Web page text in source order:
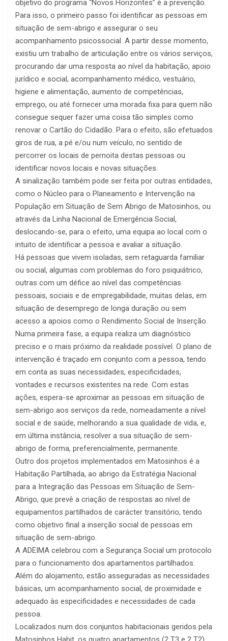
objetivo do programa “Novos Horizontes” é a prevenção.
Para isso, o primeiro passo foi identificar as pessoas em
situação de sem-abrigo e assegurar o seu
acompanhamento psicossocial. A partir desse momento,
existiu um trabalho de articulação entre os vários serviços,
procurando dar uma resposta ao nível da habitação, apoio
jurídico e social, acompanhamento médico, vestuário,
higiene e alimentação, aumento de competências,
emprego, ou até fornecer uma morada fixa para quem não
consegue sequer fazer uma coisa tão simples como
renovar o Cartão do Cidadão. Para o efeito, são efetuados
giros de rua, a pé e/ou num veículo, no sentido de
percorrer os locais de pernoita destas pessoas ou
identificar novos locais e novas situações.
A sinalização também pode ser feita por outras entidades,
como o Núcleo para o Planeamento e Intervenção na
População em Situação de Sem Abrigo de Matosinhos, ou
através da Linha Nacional de Emergência Social,
deslocando-se, para o efeito, uma equipa ao local com o
intuito de identificar a pessoa e avaliar a situação.
Há pessoas que vivem isoladas, sem retaguarda familiar
ou social, algumas com problemas do foro psiquiátrico,
outras com um défice ao nível das competências
pessoais, sociais e de empregabilidade, muitas delas, em
situação de desemprego de longa duração ou sem
acesso a apoios como o Rendimento Social de Inserção.
Numa primeira fase, a equipa realiza um diagnóstico
preciso e o mais próximo da realidade possível. O plano de
intervenção é traçado em conjunto com a pessoa, tendo
em conta as suas necessidades, especificidades,
vontades e recursos existentes na rede. Com estas
ações, espera-se aproximar as pessoas em situação de
sem-abrigo aos serviços da rede, nomeadamente a nível
social e de saúde, melhorando a sua qualidade de vida, e,
em última instância, resolver a sua situação de sem-
abrigo de forma, preferencialmente, permanente.
Outro dos projetos implementados em Matosinhos é a
Habitação Partilhada, ao abrigo da Estratégia Nacional
para a Integração das Pessoas em Situação de Sem-
Abrigo, que prevê a criação de respostas ao nível de
equipamentos partilhados de carácter transitório, tendo
como objetivo final a inserção social de pessoas em
situação de sem-abrigo.
A ADEIMA celebrou com a Segurança Social um protocolo
para o funcionamento dos apartamentos partilhados.
Além do alojamento, estão asseguradas as necessidades
básicas, um acompanhamento social, de proximidade e
adequado às especificidades e necessidades de cada
pessoa.
Localizados num dos conjuntos habitacionais geridos pela